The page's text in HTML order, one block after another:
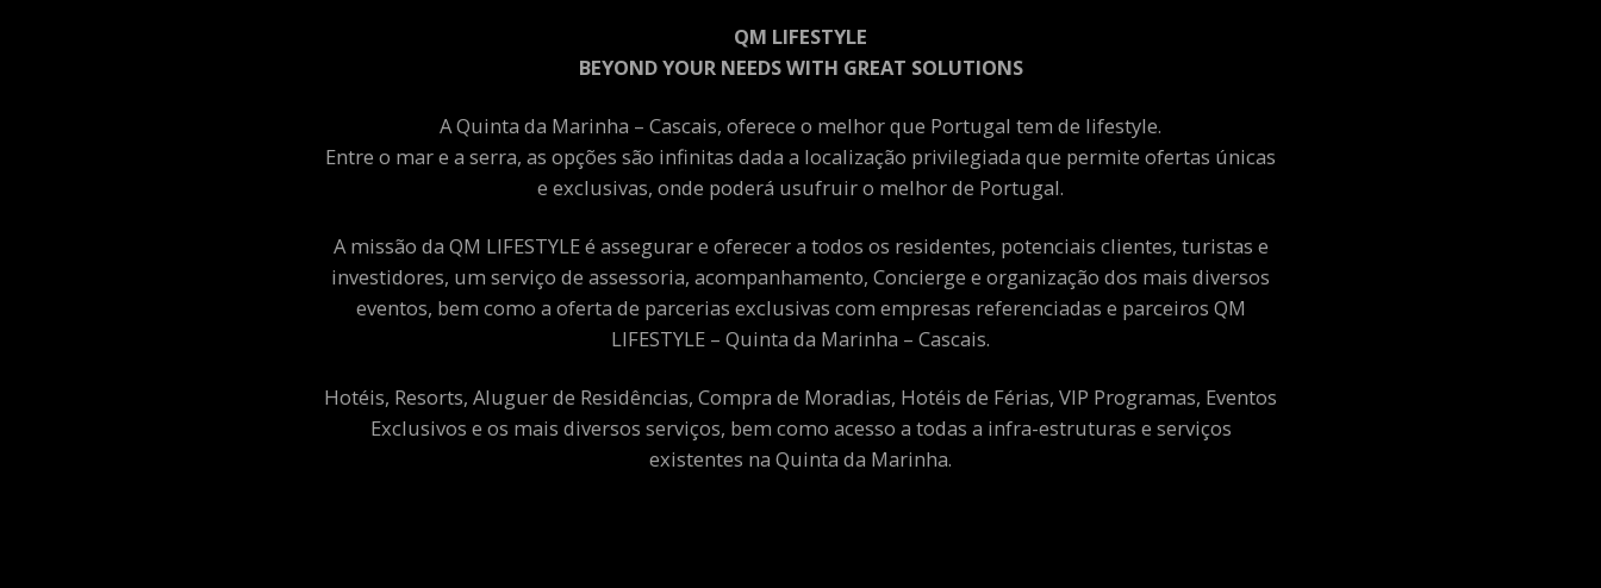
QM LIFESTYLE
BEYOND YOUR NEEDS WITH GREAT SOLUTIONS
A Quinta da Marinha – Cascais, oferece o melhor que Portugal tem de lifestyle.
Entre o mar e a serra, as opções são infinitas dada a localização privilegiada que permite ofertas únicas
e exclusivas, onde poderá usufruir o melhor de Portugal.
A missão da QM LIFESTYLE é assegurar e oferecer a todos os residentes, potenciais clientes, turistas e
investidores, um serviço de assessoria, acompanhamento, Concierge e organização dos mais diversos
eventos, bem como a oferta de parcerias exclusivas com empresas referenciadas e parceiros QM
LIFESTYLE – Quinta da Marinha – Cascais.
Hotéis, Resorts, Aluguer de Residências, Compra de Moradias, Hotéis de Férias, VIP Programas, Eventos
Exclusivos e os mais diversos serviços, bem como acesso a todas a infra-estruturas e serviços
existentes na Quinta da Marinha.